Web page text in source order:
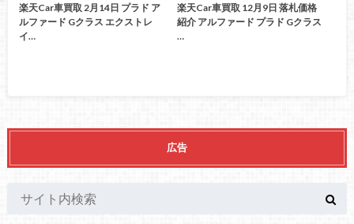
楽天Car車買取 2月14日 プラド ア
ルファード Gクラス エクストレ
イ…
楽天Car車買取 12月9日 落札価格
紹介 アルファード プラド Gクラス
…
広告